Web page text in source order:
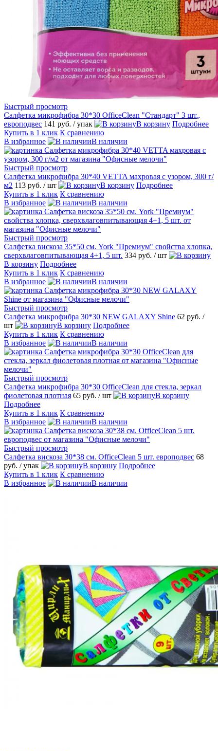
Быстрый просмотр
Салфетка микрофибра 30*30 OfficeClean "Стандарт" 3 шт.,
европодвес 141 руб. / упак В корзину Подробнее
Купить в 1 клик К сравнению
В избранное
В наличии
Быстрый просмотр
Салфетка микрофибра 30*40 VETTA махровая с узором, 300 г/
м2 113 руб. / шт В корзину Подробнее
Купить в 1 клик К сравнению
В избранное
В наличии
Быстрый просмотр
Салфетка вискоза 35*50 см. York "Премиум" свойства хлопка,
сверхвлаговпитывающая 4+1, 5 шт. 334 руб. / шт
В корзину Подробнее
Купить в 1 клик К сравнению
В избранное
В наличии
Быстрый просмотр
Салфетка микрофибра 30*30 NEW GALAXY Shine 62 руб. /
шт
В корзину Подробнее
Купить в 1 клик К сравнению
В избранное
В наличии
Быстрый просмотр
Салфетка микрофибра 30*30 OfficeClean для стекла, зеркал
фиолетовая плотная 65 руб. / шт
В корзину
Подробнее
Купить в 1 клик К сравнению
В избранное
В наличии
Быстрый просмотр
Салфетка вискоза 30*38 см. OfficeClean 5 шт. европодвес 68
руб. / упак В корзину Подробнее
Купить в 1 клик К сравнению
В избранное
В наличии